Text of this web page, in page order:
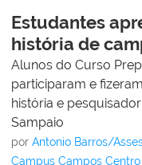
Estudantes
história de
Alunos do Curso
participaram e
história e
Sampaio
por Antonio Barros/
Campus Campos Centro